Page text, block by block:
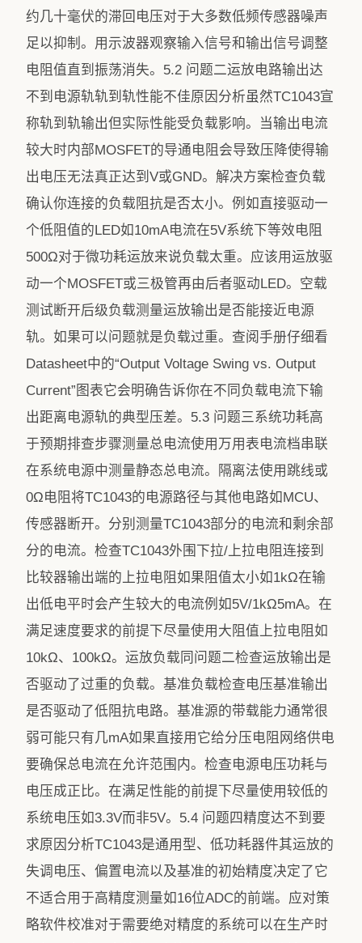
约几十毫伏的滞回电压对于大多数低频传感器噪声
足以抑制。用示波器观察输入信号和输出信号调整
电阻值直到振荡消失。5.2 问题二运放电路输出达
不到电源轨轨到轨性能不佳原因分析虽然TC1043宣
称轨到轨输出但实际性能受负载影响。当输出电流
较大时内部MOSFET的导通电阻会导致压降使得输
出电压无法真正达到V或GND。解决方案检查负载
确认你连接的负载阻抗是否太小。例如直接驱动一
个低阻值的LED如10mA电流在5V系统下等效电阻
500Ω对于微功耗运放来说负载太重。应该用运放驱
动一个MOSFET或三极管再由后者驱动LED。空载
测试断开后级负载测量运放输出是否能接近电源
轨。如果可以问题就是负载过重。查阅手册仔细看
Datasheet中的“Output Voltage Swing vs. Output
Current”图表它会明确告诉你在不同负载电流下输
出距离电源轨的典型压差。5.3 问题三系统功耗高
于预期排查步骤测量总电流使用万用表电流档串联
在系统电源中测量静态总电流。隔离法使用跳线或
0Ω电阻将TC1043的电源路径与其他电路如MCU、
传感器断开。分别测量TC1043部分的电流和剩余部
分的电流。检查TC1043外围下拉/上拉电阻连接到
比较器输出端的上拉电阻如果阻值太小如1kΩ在输
出低电平时会产生较大的电流例如5V/1kΩ5mA。在
满足速度要求的前提下尽量使用大阻值上拉电阻如
10kΩ、100kΩ。运放负载同问题二检查运放输出是
否驱动了过重的负载。基准负载检查电压基准输出
是否驱动了低阻抗电路。基准源的带载能力通常很
弱可能只有几mA如果直接用它给分压电阻网络供电
要确保总电流在允许范围内。检查电源电压功耗与
电压成正比。在满足性能的前提下尽量使用较低的
系统电压如3.3V而非5V。5.4 问题四精度达不到要
求原因分析TC1043是通用型、低功耗器件其运放的
失调电压、偏置电流以及基准的初始精度决定了它
不适合用于高精度测量如16位ADC的前端。应对策
略软件校准对于需要绝对精度的系统可以在生产时